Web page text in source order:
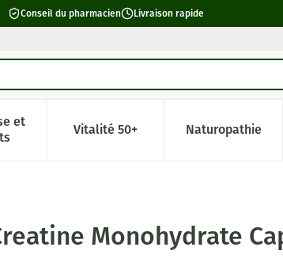
Conseil du pharmacien Livraison rapide
soins et hygiène
la catégorie Régime, alimentation &
et
le sous-menu pour la catégorie Grossesse
Vitalité 50+Afficher le sous-menu pour la
Naturopathie
Afficher le
DebaMonohydrate